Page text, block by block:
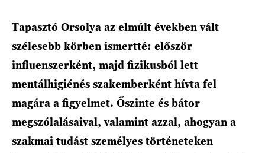
Tapasztó Orsolya az elmúlt években vált
szélesebb körben ismertté: először
influenszerként, majd fizikusból lett
mentálhigiénés szakemberként hívta fel
magára a figyelmet. Őszinte és bátor
megszólalásaival, valamint azzal, ahogyan a
szakmai tudást személyes történeteken